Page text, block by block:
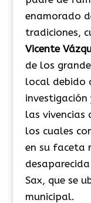
enamorado
tradiciones,
Vicente
de los
local debido
investigación
las vivencias
los cuales
en su faceta
Sax, que se
municipal.